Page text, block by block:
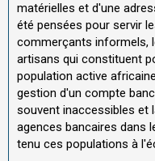
matérielles et d'une
été pensées pour servir
commerçants informels,
artisans qui constituent
population active
gestion d'un compte
souvent inaccessibles et
agences bancaires dans
tenu ces populations à